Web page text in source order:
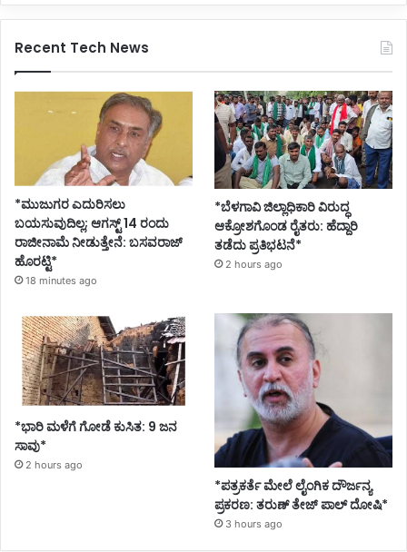
Recent Tech News
*ಮುಜುಗರ ಎದುರಿಸಲು
ಬಯಸುವುದಿಲ್ಲ; ಆಗಸ್ಟ್ 14 ರಂದು
ರಾಜೀನಾಮೆ ನೀಡುತ್ತೇನೆ: ಬಸವರಾಜ್
ಹೊರಟ್ಟಿ*
18 minutes ago
*ಬೆಳಗಾವಿ ಜಿಲ್ಲಾಧಿಕಾರಿ ವಿರುದ್ಧ
ಆಕ್ರೋಶಗೊಂಡ ರೈತರು: ಹೆದ್ದಾರಿ
ತಡೆದು ಪ್ರತಿಭಟನೆ*
2 hours ago
*ಭಾರಿ ಮಳೆಗೆ ಗೋಡೆ ಕುಸಿತ: 9 ಜನ
ಸಾವು*
2 hours ago
*ಪತ್ರಕರ್ತೆ ಮೇಲೆ ಲೈಂಗಿಕ ದೌರ್ಜನ್ಯ
ಪ್ರಕರಣ: ತರುಣ್ ತೇಜ್ ಪಾಲ್ ದೋಷಿ*
3 hours ago